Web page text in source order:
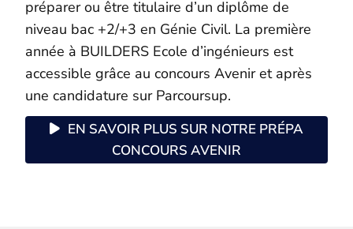
préparer ou être titulaire d’un diplôme de
niveau bac +2/+3 en Génie Civil. La première
année à BUILDERS Ecole d’ingénieurs est
accessible grâce au concours Avenir et après
une candidature sur Parcoursup.
EN SAVOIR PLUS SUR NOTRE PRÉPA
CONCOURS AVENIR